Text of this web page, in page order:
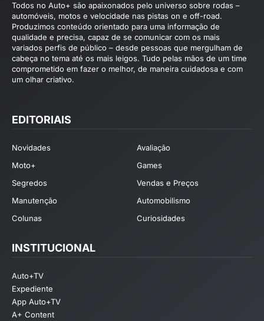
Todos no Auto+ são apaixonados pelo universo sobre rodas –
automóveis, motos e velocidade nas pistas on e off-road.
Produzimos conteúdo orientado para uma informação de
qualidade e precisa, capaz de se comunicar com os mais
variados perfis de público – desde pessoas que mergulham de
cabeça no tema até os mais leigos. Tudo pelas mãos de um time
comprometido em fazer o melhor, de maneira cuidadosa e com
um olhar criativo.
EDITORIAIS
Novidades
Avaliação
Moto+
Games
Segredos
Vendas e Preços
Manutenção
Automobilismo
Colunas
Curiosidades
INSTITUCIONAL
Auto+TV
Expediente
App Auto+TV
A+ Content